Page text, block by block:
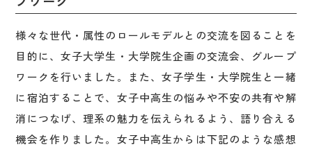
様々な世代・属性のロールモデルとの交流を図ることを
目的に、女子大学生・大学院生企画の交流会、グループ
ワークを行いました。また、女子学生・大学院生と一緒
に宿泊することで、女子中高生の悩みや不安の共有や解
消につなげ、理系の魅力を伝えられるよう、語り合える
機会を作りました。女子中高生からは下記のような感想